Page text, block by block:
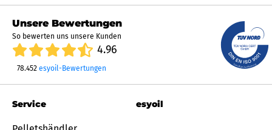
Unsere Bewertungen
So bewerten uns unsere Kunden
4.96
78.452 esyoil-Bewertungen
Service esyoil